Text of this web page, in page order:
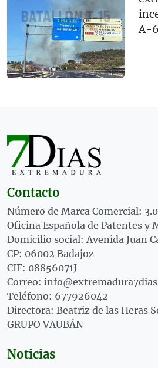
A-
Contacto
Número de Marca Comercial:
Oficina Española de Patentes y
Domicilio social: Avenida Juan
CP: 06002 Badajoz
CIF: 08856071J
Correo:
Teléfono: 677926042
Directora: Beatriz de las Heras
GRUPO VAUBÁN
Noticias